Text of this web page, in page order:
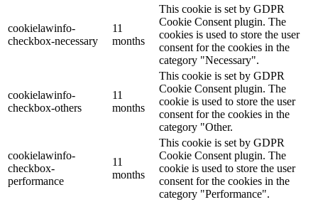
cookielawinfo-
checkbox-necessary
11
months
This cookie is set by GDPR
Cookie Consent plugin. The
cookies is used to store the user
consent for the cookies in the
category "Necessary".
cookielawinfo-
checkbox-others
11
months
This cookie is set by GDPR
Cookie Consent plugin. The
cookie is used to store the user
consent for the cookies in the
category "Other.
cookielawinfo-
checkbox-
performance
11
months
This cookie is set by GDPR
Cookie Consent plugin. The
cookie is used to store the user
consent for the cookies in the
category "Performance".